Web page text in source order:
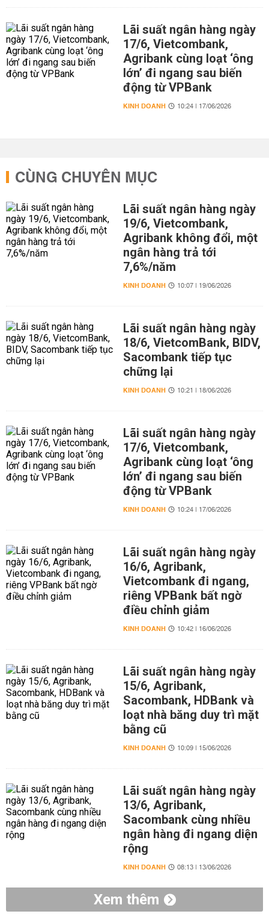
Lãi suất ngân hàng ngày
17/6, Vietcombank,
Agribank cùng loạt ‘ông
lớn’ đi ngang sau biến
động từ VPBank
KINH DOANH 10:24 | 17/06/2026
CÙNG CHUYÊN MỤC
Lãi suất ngân hàng ngày
19/6, Vietcombank,
Agribank không đổi, một
ngân hàng trả tới
7,6%/năm
KINH DOANH 10:07 | 19/06/2026
Lãi suất ngân hàng ngày
18/6, VietcomBank, BIDV,
Sacombank tiếp tục
chững lại
KINH DOANH 10:21 | 18/06/2026
Lãi suất ngân hàng ngày
17/6, Vietcombank,
Agribank cùng loạt ‘ông
lớn’ đi ngang sau biến
động từ VPBank
KINH DOANH 10:24 | 17/06/2026
Lãi suất ngân hàng ngày
16/6, Agribank,
Vietcombank đi ngang,
riêng VPBank bất ngờ
điều chỉnh giảm
KINH DOANH 10:42 | 16/06/2026
Lãi suất ngân hàng ngày
15/6, Agribank,
Sacombank, HDBank và
loạt nhà băng duy trì mặt
bằng cũ
KINH DOANH 10:09 | 15/06/2026
Lãi suất ngân hàng ngày
13/6, Agribank,
Sacombank cùng nhiều
ngân hàng đi ngang diện
rộng
KINH DOANH 08:13 | 13/06/2026
Xem thêm